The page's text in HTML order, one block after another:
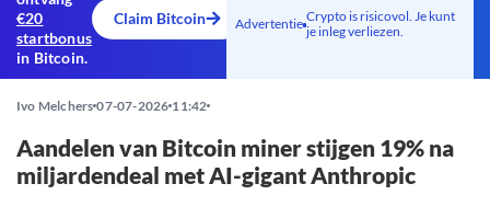
€20
startbonus
in Bitcoin.
Claim Bitcoin Advertentie Crypto is risicovol. Je kunt
je inleg verliezen.
Ivo Melchers 07-07-2026 11:42
Aandelen van Bitcoin miner stijgen 19% na
miljardendeal met AI-gigant Anthropic